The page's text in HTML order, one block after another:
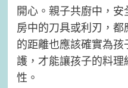
開心。親子共廚中，
房中的刀具或利刃，
的距離也應該確實為
護，才能讓孩子的料
性。